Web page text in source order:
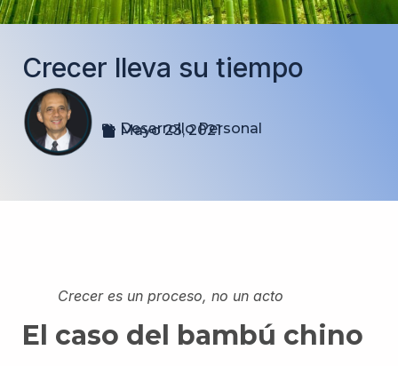
Crecer lleva su tiempo
Desarrollo Personal
Mayo 23, 2021
Crecer es un proceso, no un acto
El caso del bambú chino